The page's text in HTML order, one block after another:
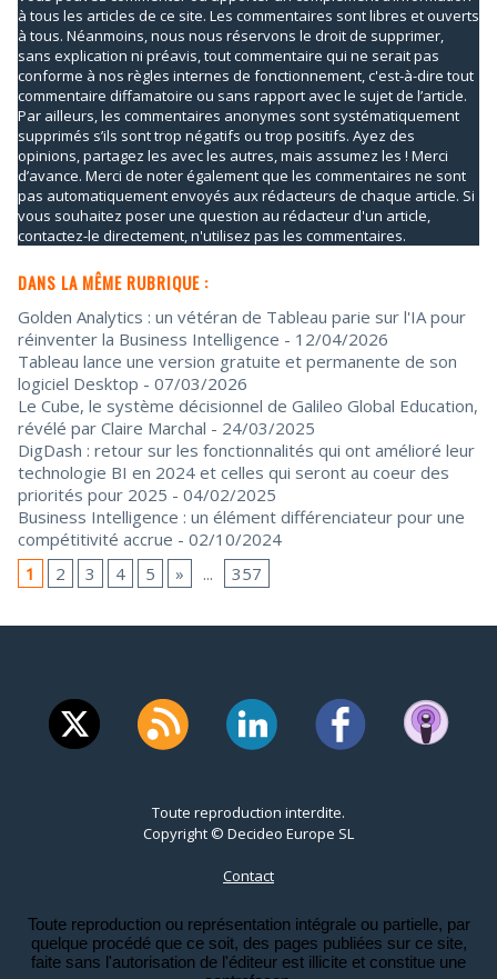
à tous les articles de ce site. Les commentaires sont libres et ouverts
à tous. Néanmoins, nous nous réservons le droit de supprimer,
sans explication ni préavis, tout commentaire qui ne serait pas
conforme à nos règles internes de fonctionnement, c'est-à-dire tout
commentaire diffamatoire ou sans rapport avec le sujet de l’article.
Par ailleurs, les commentaires anonymes sont systématiquement
supprimés s’ils sont trop négatifs ou trop positifs. Ayez des
opinions, partagez les avec les autres, mais assumez les ! Merci
d’avance. Merci de noter également que les commentaires ne sont
pas automatiquement envoyés aux rédacteurs de chaque article. Si
vous souhaitez poser une question au rédacteur d'un article,
contactez-le directement, n'utilisez pas les commentaires.
DANS LA MÊME RUBRIQUE :
Golden Analytics : un vétéran de Tableau parie sur l'IA pour
réinventer la Business Intelligence - 12/04/2026
Tableau lance une version gratuite et permanente de son
logiciel Desktop - 07/03/2026
Le Cube, le système décisionnel de Galileo Global Education,
révélé par Claire Marchal - 24/03/2025
DigDash : retour sur les fonctionnalités qui ont amélioré leur
technologie BI en 2024 et celles qui seront au coeur des
priorités pour 2025 - 04/02/2025
Business Intelligence : un élément différenciateur pour une
compétitivité accrue - 02/10/2024
1
2 3 4 5 » ... 357
Toute reproduction interdite.
Copyright © Decideo Europe SL
Contact
Toute reproduction ou représentation intégrale ou partielle, par
quelque procédé que ce soit, des pages publiées sur ce site,
faite sans l'autorisation de l'éditeur est illicite et constitue une